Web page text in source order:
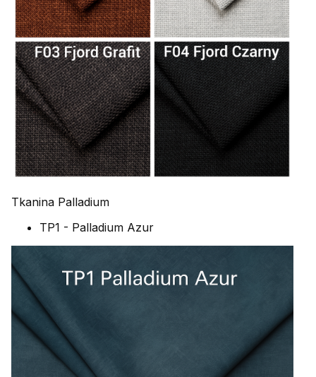
Tkanina Palladium
TP1 - Palladium Azur